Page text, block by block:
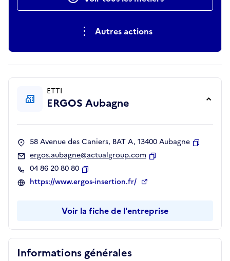
Autres actions
Informations générales
ETTI
ERGOS Aubagne
58 Avenue des Caniers, BAT A, 13400 Aubagne
ergos.aubagne@actualgroup.com
04 86 20 80 80
Copier
https://www.ergos-insertion.fr/
Voir la fiche de l'entreprise